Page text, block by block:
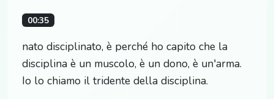
00:35
nato disciplinato, è perché ho capito che la
disciplina è un muscolo, è un dono, è un'arma.
Io lo chiamo il tridente della disciplina.